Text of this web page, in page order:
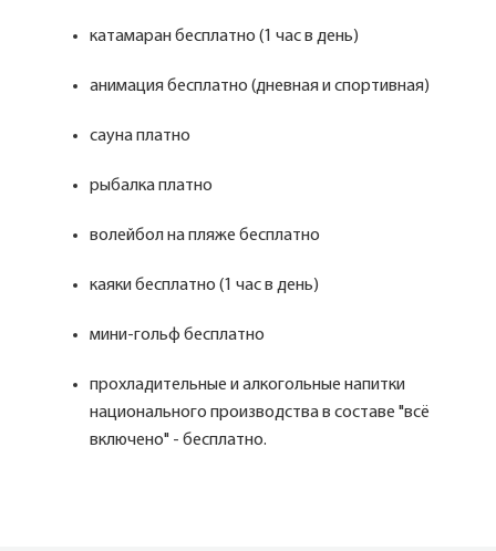
катамаран бесплатно (1 час в день)
анимация бесплатно (дневная и спортивная)
сауна платно
рыбалка платно
волейбол на пляже бесплатно
каяки бесплатно (1 час в день)
мини-гольф бесплатно
прохладительные и алкогольные напитки
национального производства в составе "всё
включено" - бесплатно.